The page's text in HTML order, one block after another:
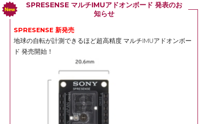
SPRESENSE マルチIMUアドオンボード 発表のお
知らせ
SPRESENSE 新発売
地球の自転が計測できるほど超高精度 マルチIMUアドオンボー
ド 発売開始！